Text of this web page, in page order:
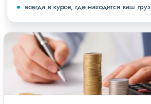
всегда в курсе, где находится ваш груз